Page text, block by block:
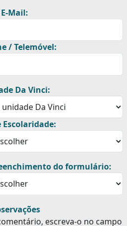
E-Mail:
/ Telemóvel:
Da Vinci:
Escolaridade:
do formulário:
escreva-o no campo